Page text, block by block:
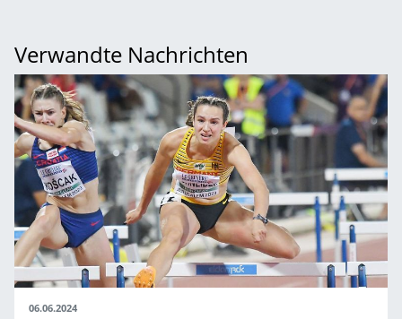
Verwandte Nachrichten
06.06.2024